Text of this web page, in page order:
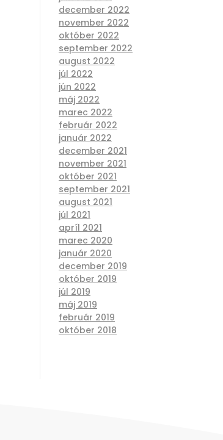
december 2022
november 2022
október 2022
september 2022
august 2022
júl 2022
jún 2022
máj 2022
marec 2022
február 2022
január 2022
december 2021
november 2021
október 2021
september 2021
august 2021
júl 2021
apríl 2021
marec 2020
január 2020
december 2019
október 2019
júl 2019
máj 2019
február 2019
október 2018